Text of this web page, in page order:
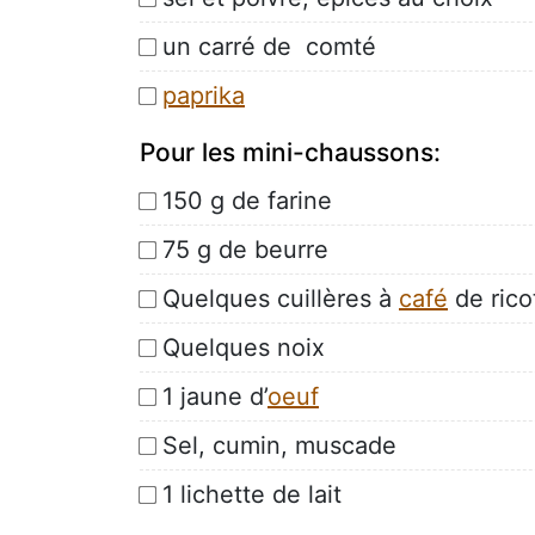
un carré de comté
paprika
Pour les mini-chaussons:
150 g de farine
75 g de beurre
Quelques cuillères à café de
Quelques noix
1 jaune d’oeuf
Sel, cumin, muscade
1 lichette de lait